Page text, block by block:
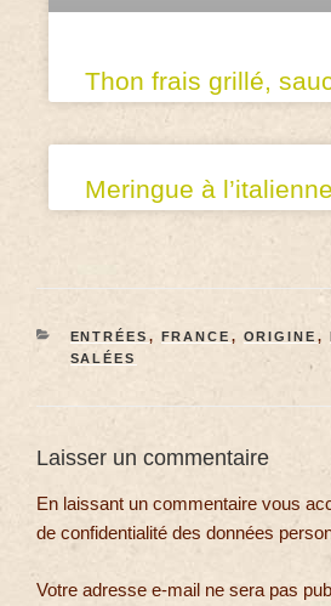
Thon frais grillé,
Meringue à
ENTRÉES , FRANCE , ORIGINE ,
SALÉES
Laisser un commentaire
En laissant un commentaire vous
de confidentialité des données
Votre adresse e-mail ne sera pas